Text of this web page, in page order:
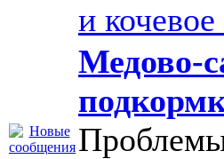
и
Медово-